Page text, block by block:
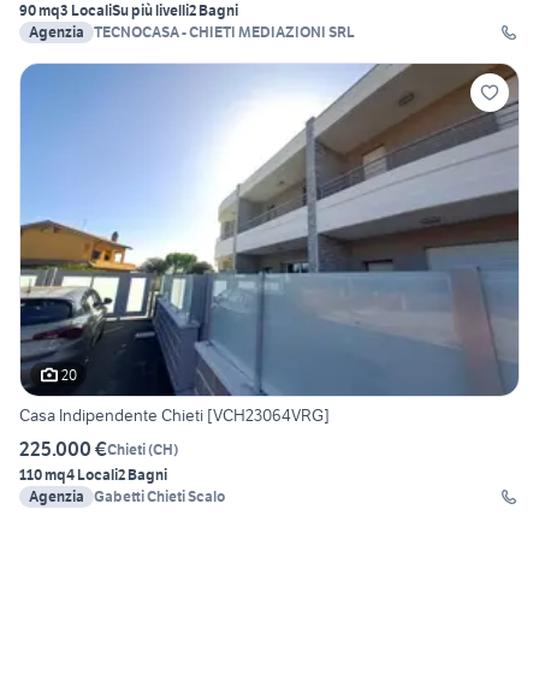
90 mq3 LocaliSu più livelli2 Bagni
Agenzia TECNOCASA - CHIETI MEDIAZIONI SRL
20
Casa Indipendente Chieti [VCH23064VRG]
225.000 €Chieti(CH)
110 mq4 Locali2 Bagni
Agenzia Gabetti Chieti Scalo